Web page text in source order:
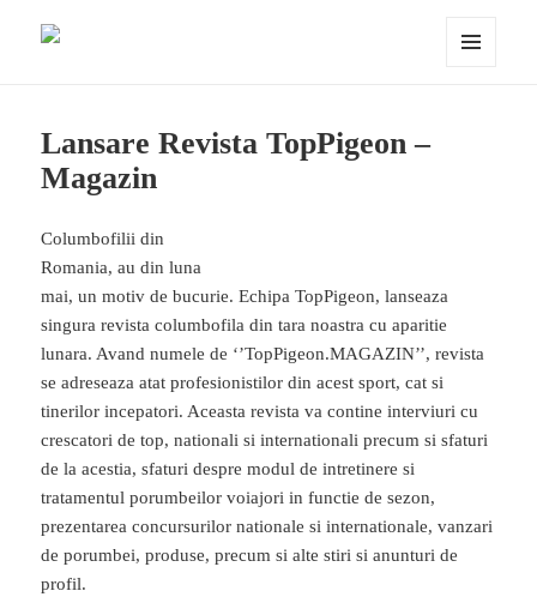
Lansare Revista TopPigeon –
Magazin
Columbofilii din
Romania, au din luna
mai, un motiv de bucurie. Echipa TopPigeon, lanseaza
singura revista columbofila din tara noastra cu aparitie
lunara. Avand numele de ‘’TopPigeon.MAGAZIN’’, revista
se adreseaza atat profesionistilor din acest sport, cat si
tinerilor incepatori. Aceasta revista va contine interviuri cu
crescatori de top, nationali si internationali precum si sfaturi
de la acestia, sfaturi despre modul de intretinere si
tratamentul porumbeilor voiajori in functie de sezon,
prezentarea concursurilor nationale si internationale, vanzari
de porumbei, produse, precum si alte stiri si anunturi de
profil.